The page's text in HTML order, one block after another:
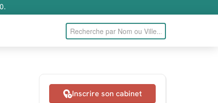
Inscrire son cabinet